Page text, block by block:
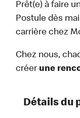
Prêt(e) à faire
Postule dès
carrière chez
Chez nous,
créer une
Détails du